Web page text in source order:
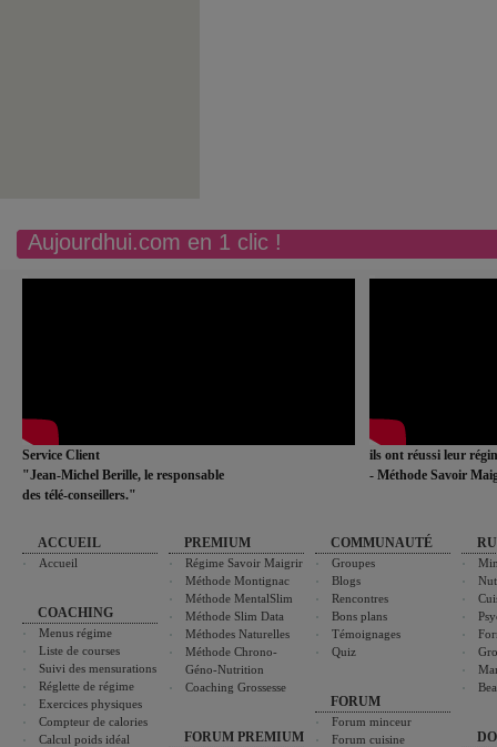
Aujourdhui.com en 1 clic !
Service Client
"Jean-Michel Berille, le responsable
des télé-conseillers."
ils ont réussi leur
- Méthode Savoir
ACCUEIL
Accueil
COACHING
Menus régime
Liste de courses
Suivi des mensurations
Réglette de régime
Exercices physiques
Compteur de calories
Calcul poids idéal
PREMIUM
Régime Savoir Maigrir
Méthode Montignac
Méthode MentalSlim
Méthode Slim Data
Méthodes Naturelles
Méthode Chrono-
Géno-Nutrition
Coaching Grossesse
FORUM PREMIUM
COMMUNAUTÉ
Groupes
Blogs
Rencontres
Bons plans
Témoignages
Quiz
FORUM
Forum minceur
Forum cuisine